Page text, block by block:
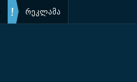
რეკლამა